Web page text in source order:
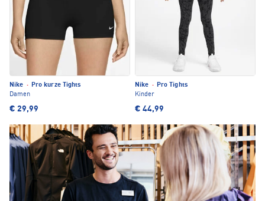
Nike ·
Pro kurze Tights
Damen
€ 29,99
Nike ·
Pro Tights
Kinder
€ 44,99